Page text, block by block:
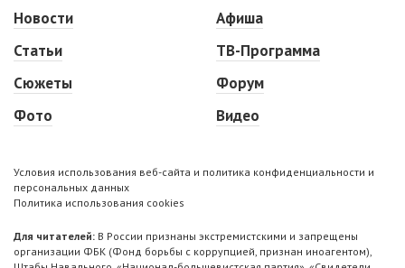
Новости
Статьи
Сюжеты
Фото
Афиша
ТВ-Программа
Форум
Видео
Условия использования веб-сайта и политика конфиденциальности и
персональных данных
Политика использования cookies
Для читателей: В России признаны экстремистскими и запрещены
организации ФБК (Фонд борьбы с коррупцией, признан иноагентом),